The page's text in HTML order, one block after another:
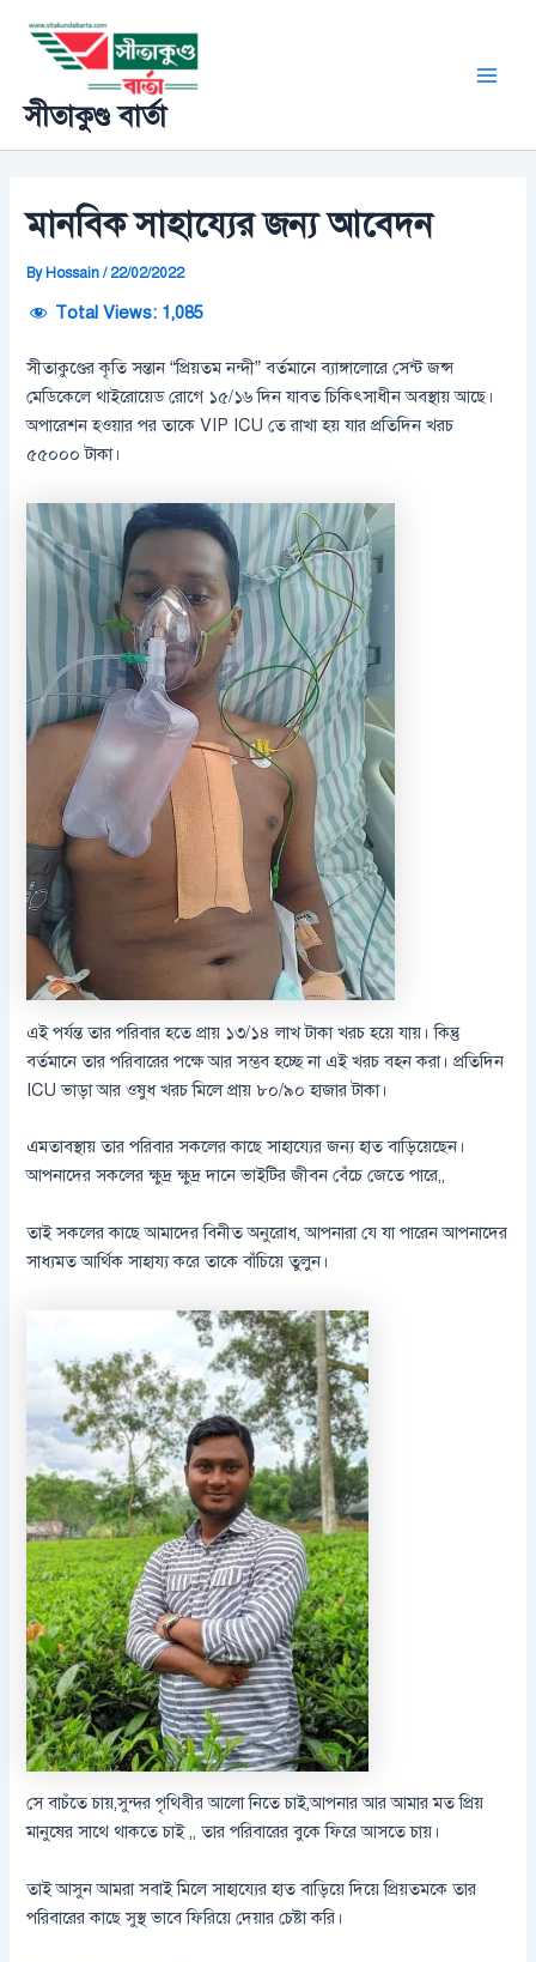
content
সীতাকুণ্ড বার্তা
মানবিক সাহায্যের জন্য আবেদন
By Hossain/ 22/02/2022
Total Views: 1,085
সীতাকুণ্ডের কৃতি সন্তান “প্রিয়তম নন্দী” বর্তমানে ব্যাঙ্গালোরে সেন্ট জন্স
মেডিকেলে থাইরোয়েড রোগে ১৫/১৬ দিন যাবত চিকিৎসাধীন অবস্থায় আছে।
অপারেশন হওয়ার পর তাকে VIP ICU তে রাখা হয় যার প্রতিদিন খরচ
৫৫০০০ টাকা।
এই পর্যন্ত তার পরিবার হতে প্রায় ১৩/১৪ লাখ টাকা খরচ হয়ে যায়। কিন্তু
বর্তমানে তার পরিবারের পক্ষে আর সম্ভব হচ্ছে না এই খরচ বহন করা। প্রতিদিন
ICU ভাড়া আর ওষুধ খরচ মিলে প্রায় ৮০/৯০ হাজার টাকা।
এমতাবস্থায় তার পরিবার সকলের কাছে সাহায্যের জন্য হাত বাড়িয়েছেন।
আপনাদের সকলের ক্ষুদ্র ক্ষুদ্র দানে ভাইটির জীবন বেঁচে জেতে পারে,,
তাই সকলের কাছে আমাদের বিনীত অনুরোধ, আপনারা যে যা পারেন আপনাদের
সাধ্যমত আর্থিক সাহায্য করে তাকে বাঁচিয়ে তুলুন।
সে বাচঁতে চায়,সুন্দর পৃথিবীর আলো নিতে চাই,আপনার আর আমার মত প্রিয়
মানুষের সাথে থাকতে চাই ,, তার পরিবারের বুকে ফিরে আসতে চায়।
তাই আসুন আমরা সবাই মিলে সাহায্যের হাত বাড়িয়ে দিয়ে প্রিয়তমকে তার
পরিবারের কাছে সুস্থ ভাবে ফিরিয়ে দেয়ার চেষ্টা করি।
navigation